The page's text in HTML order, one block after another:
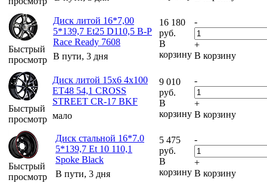
Быстрый
просмотр
Диск литой 16*7,00
5*139,7 Et25 D110,5 B-P
Race Ready 7608
В пути, 3 дня
16 180
руб.
В
корзину
-
+
В корзину
Быстрый
просмотр
Диск литой 15х6 4х100
ET48 54,1 CROSS
STREET CR-17 BKF
мало
9 010
руб.
В
корзину
-
+
В корзину
Быстрый
просмотр
Диск стальной 16*7.0
5*139,7 Et 10 110,1
Spoke Black
В пути, 3 дня
5 475
руб.
В
корзину
-
+
В корзину